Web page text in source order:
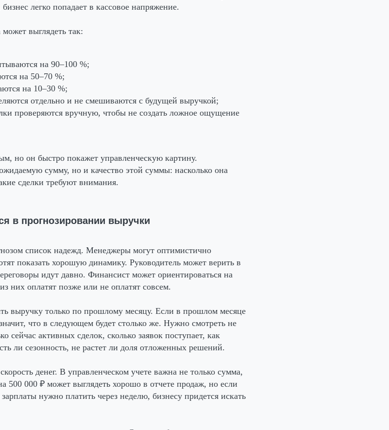
легко попадает в кассовое напряжение.
выглядеть так:
на 90–100 %;
на 50–70 %;
на 10–30 %;
отдельно и не смешиваются с будущей выручкой;
проверяются вручную, чтобы не создать ложное ощущение
но он быстро покажет управленческую картину.
сумму, но и качество этой суммы: насколько она
сделки требуют внимания.
в прогнозировании выручки
список надежд. Менеджеры могут оптимистично
показать хорошую динамику. Руководитель может верить в
идут давно. Финансист может ориентироваться на
них оплатят позже или не оплатят совсем.
выручку только по прошлому месяцу. Если в прошлом месяце
что в следующем будет столько же. Нужно смотреть не
сейчас активных сделок, сколько заявок поступает, как
ли сезонность, не растет ли доля отложенных решений.
денег. В управленческом учете важна не только сумма,
500 000 ₽ может выглядеть хорошо в отчете продаж, но если
нужно платить через неделю, бизнесу придется искать